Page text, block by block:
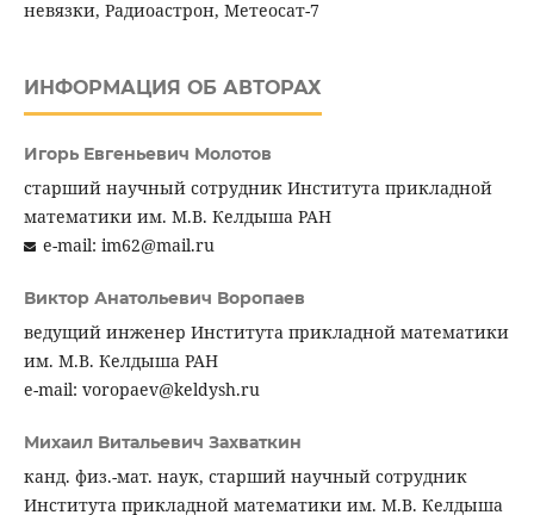
невязки, Радиоастрон, Метеосат-7
ИНФОРМАЦИЯ ОБ АВТОРАХ
Игорь Евгеньевич Молотов
старший научный сотрудник Института прикладной
математики им. М.В. Келдыша РАН
e-mail: im62@mail.ru
Виктор Анатольевич Воропаев
ведущий инженер Института прикладной математики
им. М.В. Келдыша РАН
e-mail: voropaev@keldysh.ru
Михаил Витальевич Захваткин
канд. физ.-мат. наук, старший научный сотрудник
Института прикладной математики им. М.В. Келдыша